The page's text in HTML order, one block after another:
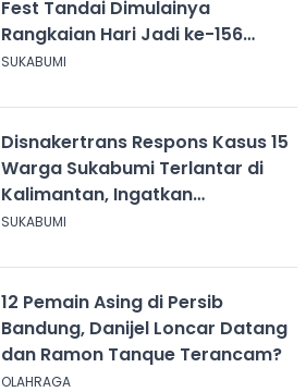
Fest Tandai Dimulainya
Rangkaian Hari Jadi ke-156
Kabupaten Sukabumi
SUKABUMI
Disnakertrans Respons Kasus 15
Warga Sukabumi Terlantar di
Kalimantan, Ingatkan
Pentingnya Perjanjian Kerja
SUKABUMI
12 Pemain Asing di Persib
Bandung, Danijel Loncar Datang
dan Ramon Tanque Terancam?
OLAHRAGA